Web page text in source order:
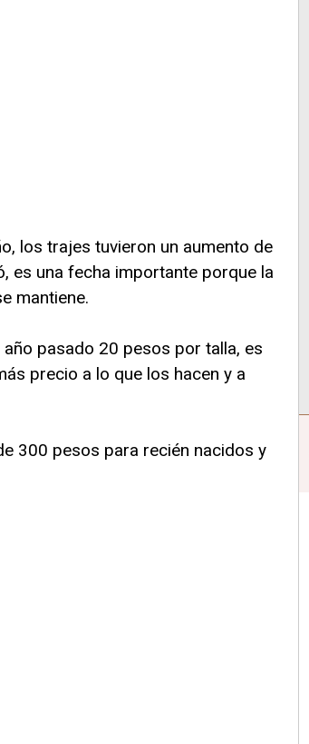
los trajes tuvieron un aumento de
es una fecha importante porque la
mantiene.
pasado 20 pesos por talla, es
precio a lo que los hacen y a
300 pesos para recién nacidos y